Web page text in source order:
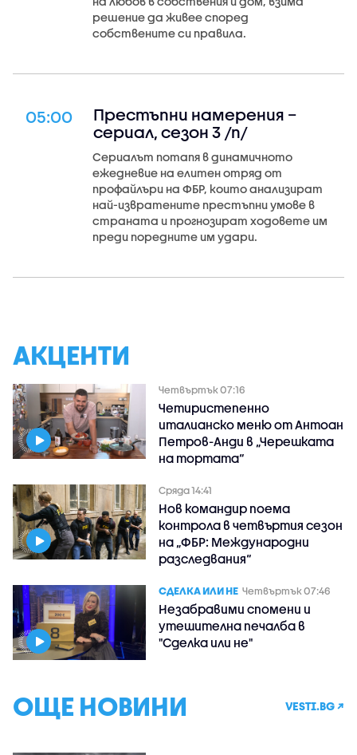
решение да живее според
собствените си правила.
05:00
Престъпни намерения –
сериал, сезон 3 /п/
Сериалът потапя в динамичното
ежедневие на елитен отряд от
профайлъри на ФБР, които анализират
най-извратените престъпни умове в
страната и прогнозират ходовете им
преди поредните им удари.
АКЦЕНТИ
Четвъртък 07:16
Четиристепенно
италианско меню от Антоан
Петров-Анди в „Черешката
на тортата“
Сряда 14:41
Нов командир поема
контрола в четвъртия сезон
на „ФБР: Международни
разследвания“
СДЕЛКА ИЛИ НЕ Четвъртък 07:46
Незабравими спомени и
утешителна печалба в
"Сделка или не"
ОЩЕ НОВИНИ VESTI.BG ↗